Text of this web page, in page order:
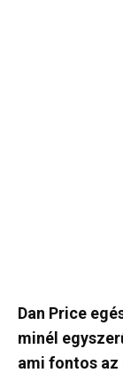
Dan Price
minél
ami fontos az